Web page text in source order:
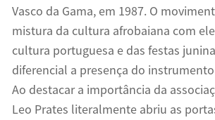
Vasco da Gama, em 1987. O
mistura da cultura afrobaiana com
cultura portuguesa e das festas
diferencial a presença do
Ao destacar a importância da
Leo Prates literalmente abriu as